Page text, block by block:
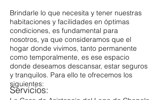
Brindarle lo que necesita y tener nuestras
habitaciones y facilidades en óptimas
condiciones, es fundamental para
nosotros, ya que consideramos que el
hogar donde vivimos, tanto permanente
como temporalmente, es ese espacio
donde deseamos descansar, estar seguros
y tranquilos. Para ello te ofrecemos los
siguientes:
Servicios: